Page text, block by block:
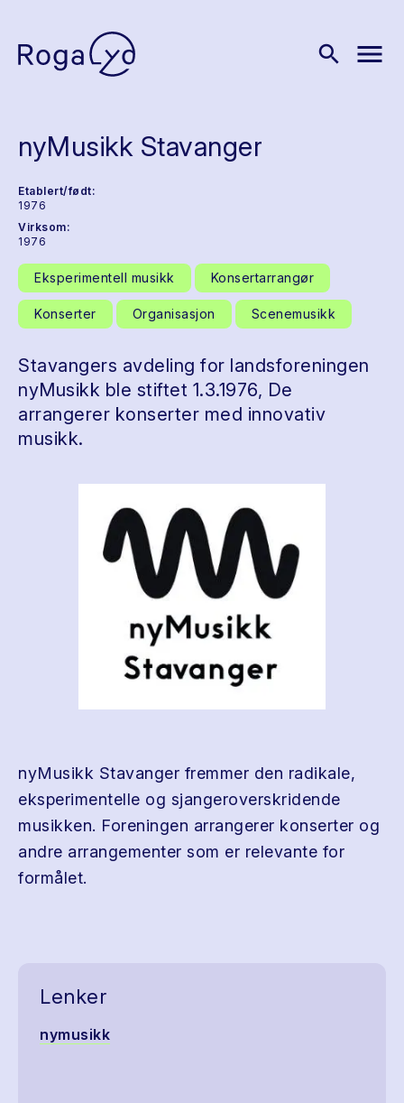
search menu
nyMusikk Stavanger
Etablert/født:
1976
Virksom:
1976
Eksperimentell musikk Konsertarrangør
Konserter Organisasjon Scenemusikk
Stavangers avdeling for landsforeningen
nyMusikk ble stiftet 1.3.1976, De
arrangerer konserter med innovativ
musikk.
nyMusikk Stavanger fremmer den radikale,
eksperimentelle og sjangeroverskridende
musikken. Foreningen arrangerer konserter og
andre arrangementer som er relevante for
formålet.
Lenker
nymusikk